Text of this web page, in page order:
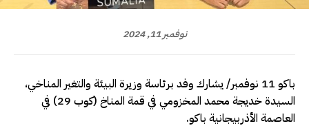
نوفمبر 11, 2024
باكو 11 نوفمبر/ يشارك وفد برئاسة وزيرة البيئة والتغير المناخي،
السيدة خديجة محمد المخزومي في قمة المناخ (كوب 29) في
العاصمة الأذربيجانية باكو.